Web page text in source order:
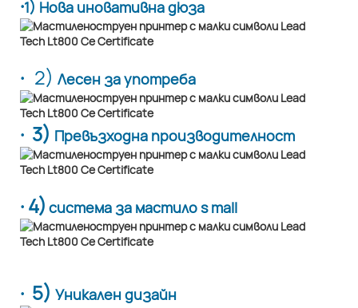
·1) Нова иновативна дюза
· 2) Лесен за употреба
· 3) Превъзходна производителност
· 4) система за мастило s mall
· 5) Уникален дизайн